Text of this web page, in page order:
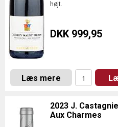
højt.
DKK 999,95
Læs mere
2023 J.
Aux Charmes